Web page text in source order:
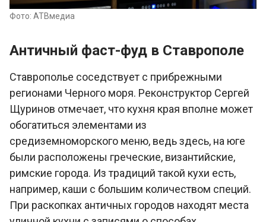
Фото: АТВмедиа
Античный фаст-фуд в Ставрополе
Ставрополье соседствует с прибрежными
регионами Черного моря. Реконструктор Сергей
Щуринов отмечает, что кухня края вполне может
обогатиться элементами из
средиземноморского меню, ведь здесь, на юге
были расположены греческие, византийские,
римские города. Из традиций такой кухи есть,
например, каши с большим количеством специй.
При раскопках античных городов находят места